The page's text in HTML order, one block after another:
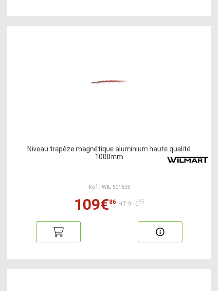
Niveau trapèze magnétique aluminium haute qualité
1000mm
Ref : WIL 501505
109€86 HT:91€55